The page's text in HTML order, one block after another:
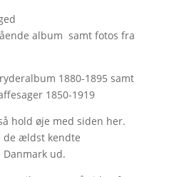
album samt fotos fra
1880-1895 samt
1850-1919
hold øje med siden her.
de ældst kendte
ud.